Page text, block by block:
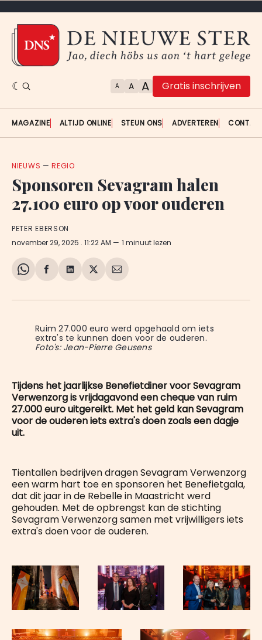
A A A Gratis inschrijven
MAGAZINE ALTIJD ONLINE STEUN ONS ADVERTEREN
NIEUWS —REGIO
Sponsoren Sevagram halen
27.100 euro op voor ouderen
PETER EBERSON
november 29, 2025 . 11:22 AM 1 minuut lezen
Share
WhatsApp
Delen
Facebook
Delen
LinkedIn
Share
X
Deel
E-
Ruim 27.000 euro werd opgehaald om iets
Foto's: Jean-Pierre Geusens
Tijdens het jaarlijkse Benefietdiner voor Sevagram
Verwenzorg is vrijdagavond een cheque van ruim
27.000 euro uitgereikt. Met het geld kan Sevagram
voor de ouderen iets extra's doen zoals een dagje
uit.
Tientallen bedrijven dragen Sevagram Verwenzorg
een warm hart toe en sponsoren het Benefietgala,
dat dit jaar in de Rebelle in Maastricht werd
gehouden. Met de opbrengst kan de stichting
Sevagram Verwenzorg samen met vrijwilligers iets
extra's doen voor de ouderen.